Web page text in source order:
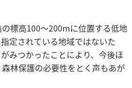
標高100～200mに位置する低地
定されている地域ではないた
みつかったことにより、今後ほ
林保護の必要性をとく声もあが